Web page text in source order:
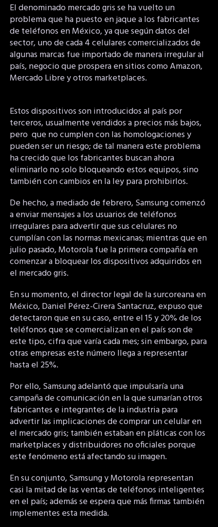
El denominado mercado gris se ha vuelto un
problema que ha puesto en jaque a los fabricantes
de teléfonos en México, ya que según datos del
sector, uno de cada 4 celulares comercializados de
algunas marcas fue importado de manera irregular al
país, negocio que prospera en sitios como Amazon,
Mercado Libre y otros marketplaces.
Estos dispositivos son introducidos al país por
terceros, usualmente vendidos a precios más bajos,
pero que no cumplen con las homologaciones y
pueden ser un riesgo; de tal manera este problema
ha crecido que los fabricantes buscan ahora
eliminarlo no solo bloqueando estos equipos, sino
también con cambios en la ley para prohibirlos.
De hecho, a mediado de febrero, Samsung comenzó
a enviar mensajes a los usuarios de teléfonos
irregulares para advertir que sus celulares no
cumplían con las normas mexicanas; mientras que en
julio pasado, Motorola fue la primera compañía en
comenzar a bloquear los dispositivos adquiridos en
el mercado gris.
En su momento, el director legal de la surcoreana en
México, Daniel Pérez-Cirera Santacruz, expuso que
detectaron que en su caso, entre el 15 y 20% de los
teléfonos que se comercializan en el país son de
este tipo, cifra que varía cada mes; sin embargo, para
otras empresas este número llega a representar
hasta el 25%.
Por ello, Samsung adelantó que impulsaría una
campaña de comunicación en la que sumarían otros
fabricantes e integrantes de la industria para
advertir las implicaciones de comprar un celular en
el mercado gris; también estaban en pláticas con los
marketplaces y distribuidores no oficiales porque
este fenómeno está afectando su imagen.
En su conjunto, Samsung y Motorola representan
casi la mitad de las ventas de teléfonos inteligentes
en el país; además se espera que más firmas también
implementes esta medida.